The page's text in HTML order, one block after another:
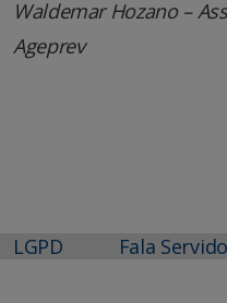
Waldemar Hozano –
Ageprev
LGPD Fala